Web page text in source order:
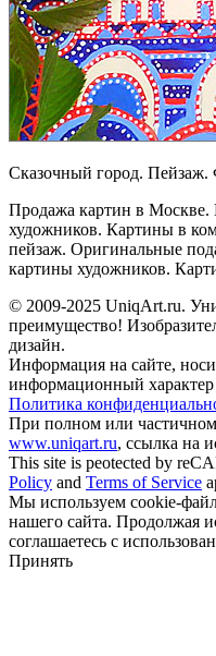
Сказочный город. Пейзаж.
Продажа картин в
художников. Картины в
пейзаж. Оригинальные
картины художников.
© 2009-2025 UniqАrt.ru.
преимущество!
дизайн.
Информация на сайте,
информационный характер
Политика
При полном или частичном
www.uniqart.ru, ссылка на
This site is peotected by
Policy and Terms of Service
Мы используем cookie-
нашего сайта. Продолжая
соглашаетесь с
Принять